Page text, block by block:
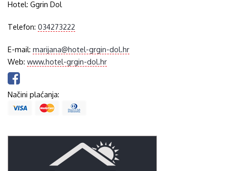
Hotel:Ggrin Dol
Telefon:034273222
E-mail:marijana@hotel-grgin-dol.hr
Web:www.hotel-grgin-dol.hr
Načini plaćanja: